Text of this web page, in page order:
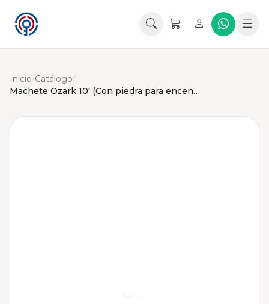
Inicio/Catálogo/
Machete Ozark 10' (Con piedra para encender)